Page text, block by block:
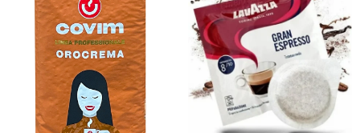
Pliculete Zahar si Miere
Siropuri
Topping
Aparate SH
Promotii
Stabilizatoare tensiune